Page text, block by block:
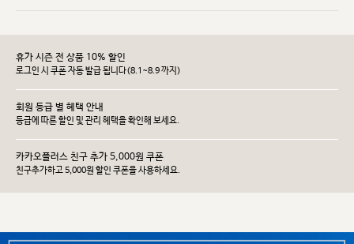
휴가 시즌 전 상품 10% 할인
로그인 시 쿠폰 자동 발급 됩니다(8.1~8.9 까지)
회원 등급 별 혜택 안내
등급에 따른 할인 및 관리 헤택을 확인해 보세요.
카카오플러스 친구 추가 5,000원 쿠폰
친구추가하고 5,000원 할인 쿠폰을 사용하세요.